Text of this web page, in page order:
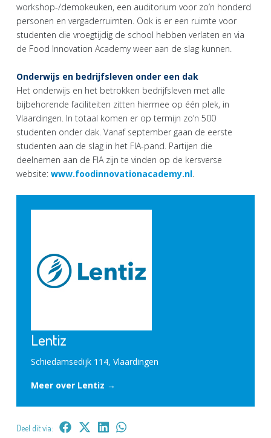
workshop-/demokeuken, een auditorium voor zo’n honderd
personen en vergaderruimten. Ook is er een ruimte voor
studenten die vroegtijdig de school hebben verlaten en via
de Food Innovation Academy weer aan de slag kunnen.
Onderwijs en bedrijfsleven onder een dak
Het onderwijs en het betrokken bedrijfsleven met alle
bijbehorende faciliteiten zitten hiermee op één plek, in
Vlaardingen. In totaal komen er op termijn zo’n 500
studenten onder dak. Vanaf september gaan de eerste
studenten aan de slag in het FIA-pand. Partijen die
deelnemen aan de FIA zijn te vinden op de kersverse
website: www.foodinnovationacademy.nl
Lentiz
Schiedamsedijk 114, Vlaardingen
Meer over Lentiz →
Deel dit via: